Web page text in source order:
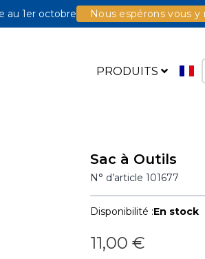
au 1er octobre Nous espérons vous y
PRODUITS
Sac à Outils
N° d’article101677
Disponibilité :En stock
11,00 €